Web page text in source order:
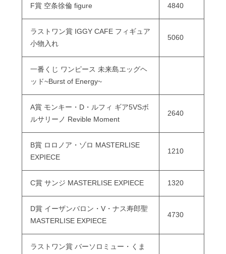
F賞 空条徐倫 figure 4840
ラストワン賞 IGGY CAFE フィギュア
小物入れ
5060
一番くじ ワンピース 未来島エッグヘ
ッド~Burst of Energy~
A賞 モンキー・D・ルフィ ギア5VSボ
ルサリーノ Revible Moment
2640
B賞 ロロノア・ゾロ MASTERLISE
EXPIECE
1210
C賞 サンジ MASTERLISE EXPIECE 1320
D賞 イーザンバロン・V・ナス寿郎聖
MASTERLISE EXPIECE
4730
ラストワン賞 バーソロミュー・くま